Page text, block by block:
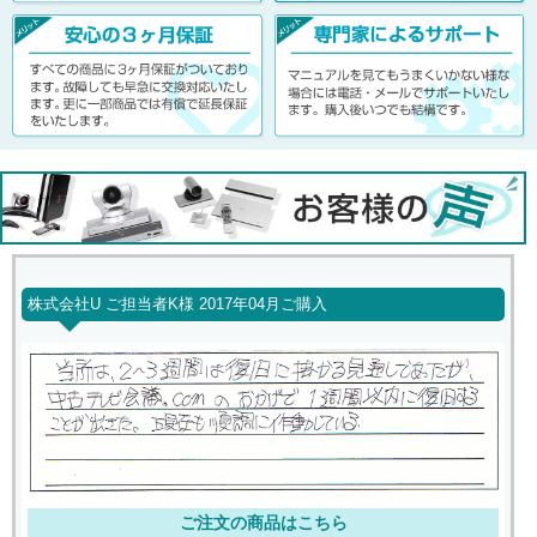
株式会社U ご担当者K様 2017年04月ご購入
ご注文の商品はこちら